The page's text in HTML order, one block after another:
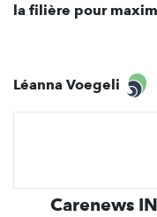
la filière pour
Léanna Voegeli
Carenews